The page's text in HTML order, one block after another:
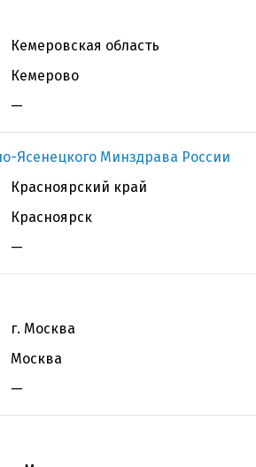
Кемеровская область
Кемерово
—
Ясенецкого Минздрава России
Красноярский край
Красноярск
—
г. Москва
Москва
—